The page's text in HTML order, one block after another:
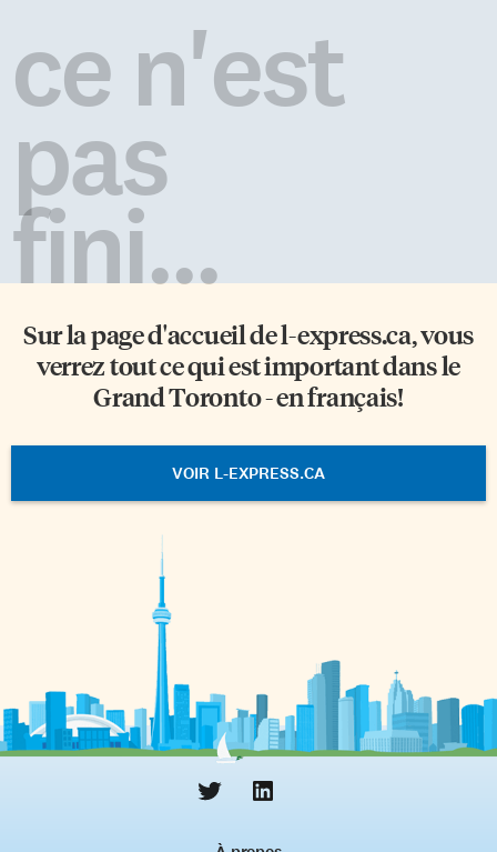
ce n'est
pas
fini...
Sur la page d'accueil del-express.ca, vous
verrez tout ce qui est important dans le
Grand Toronto - en français!
VOIR L-EXPRESS.CA